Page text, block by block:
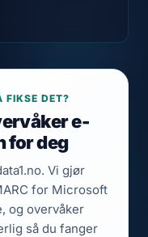
FIKSE DET?
e-
for deg
Vi gjør
for Microsoft
og overvåker
så du fanger